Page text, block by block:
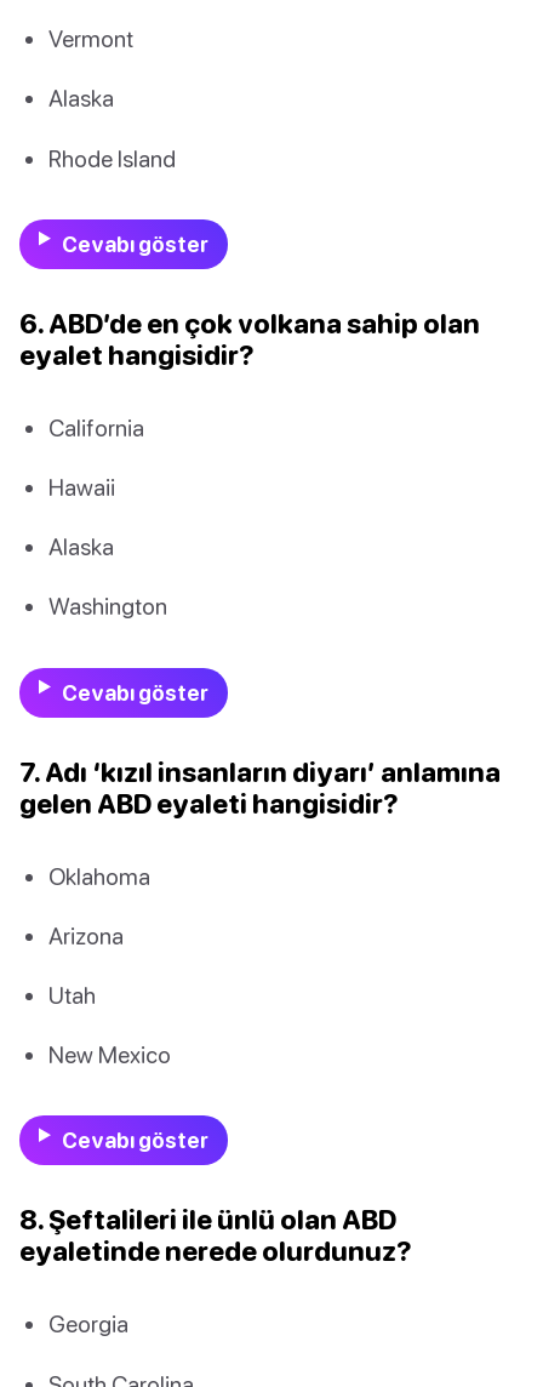
Vermont
Alaska
Rhode Island
Cevabı göster
6. ABD’de en çok volkana sahip olan
eyalet hangisidir?
California
Hawaii
Alaska
Washington
Cevabı göster
7. Adı ‘kızıl insanların diyarı’ anlamına
gelen ABD eyaleti hangisidir?
Oklahoma
Arizona
Utah
New Mexico
Cevabı göster
8. Şeftalileri ile ünlü olan ABD
eyaletinde nerede olurdunuz?
Georgia